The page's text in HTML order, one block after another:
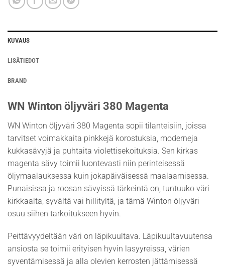
KUVAUS
LISÄTIEDOT
BRAND
WN Winton öljyväri 380 Magenta
WN Winton öljyväri 380 Magenta sopii tilanteisiin, joissa
tarvitset voimakkaita pinkkejä korostuksia, moderneja
kukkasävyjä ja puhtaita violettisekoituksia. Sen kirkas
magenta sävy toimii luontevasti niin perinteisessä
öljymaalauksessa kuin jokapäiväisessä maalaamisessa.
Punaisissa ja roosan sävyissä tärkeintä on, tuntuuko väri
kirkkaalta, syvältä vai hillityltä, ja tämä Winton öljyväri
osuu siihen tarkoitukseen hyvin.
Peittävyydeltään väri on läpikuultava. Läpikuultavuutensa
ansiosta se toimii erityisen hyvin lasyyreissa, värien
syventämisessä ja alla olevien kerrosten jättämisessä